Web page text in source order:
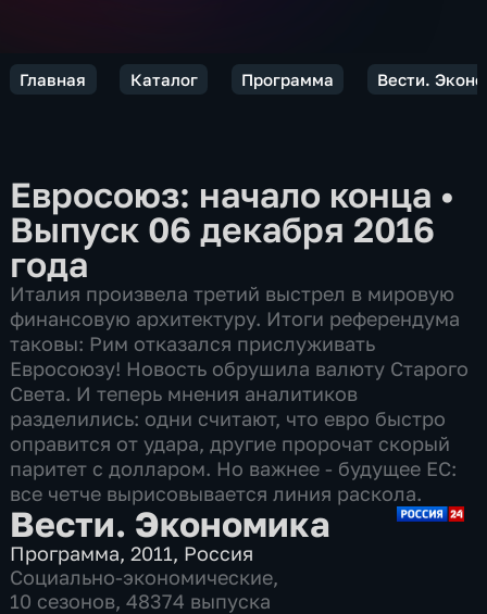
Главная Каталог Программа Вести.
Евросоюз: начало конца •
Выпуск 06 декабря 2016
года
Италия произвела третий выстрел в мировую
финансовую архитектуру. Итоги референдума
таковы: Рим отказался прислуживать
Евросоюзу! Новость обрушила валюту Старого
Света. И теперь мнения аналитиков
разделились: одни считают, что евро быстро
оправится от удара, другие пророчат скорый
паритет с долларом. Но важнее - будущее ЕС:
все четче вырисовывается линия раскола.
Вести. Экономика
Программа,2011, Россия
Социально-экономические,
10 сезонов, 48374 выпуска